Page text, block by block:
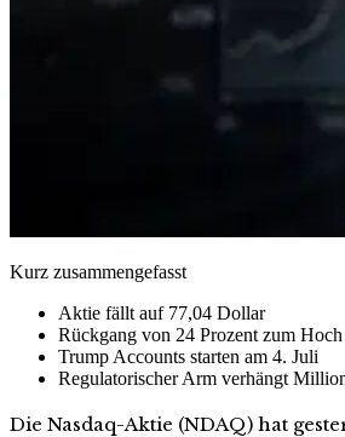
Kurz zusammengefasst
Aktie fällt auf 77,04 Dollar
Rückgang von 24 Prozent zum Hoch
Trump Accounts starten am 4. Juli
Regulatorischer Arm verhängt
Die Nasdaq-Aktie (NDAQ) hat